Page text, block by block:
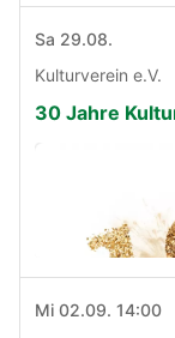
Sa 29.08.
Kulturverein e.V.
30 Jahre
Mi 02.09. 14:00